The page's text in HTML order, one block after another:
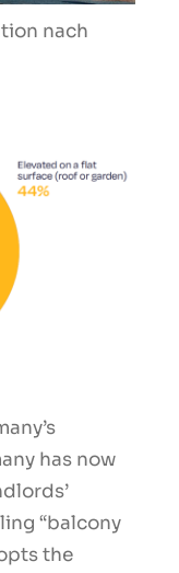
nach
has now
“balcony
the